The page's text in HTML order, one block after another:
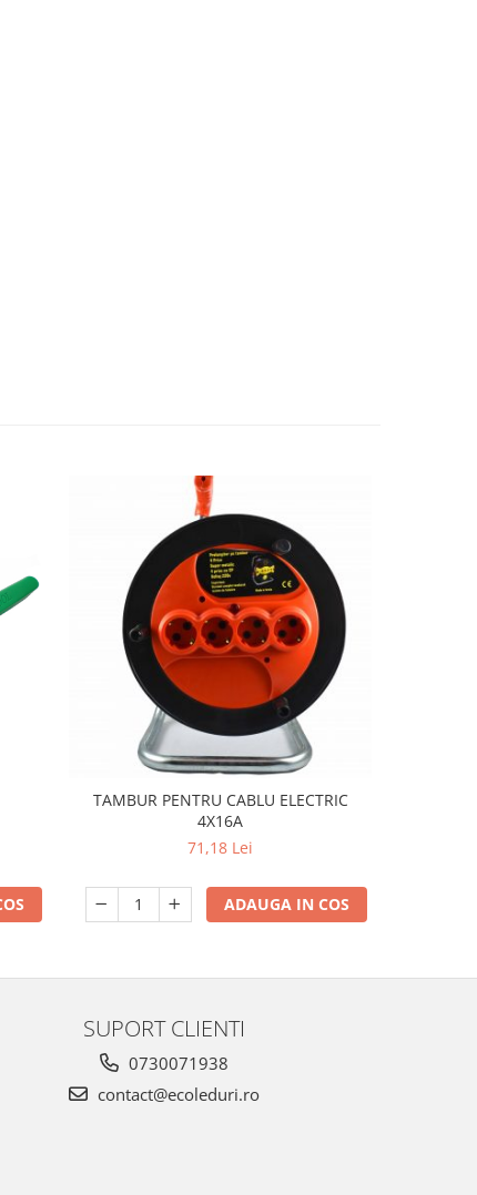
TAMBUR PENTRU CABLU ELECTRIC
4X16A
71,18 Lei
ADAUGA IN COS
SUPORT CLIENTI
0730071938
contact@ecoleduri.ro